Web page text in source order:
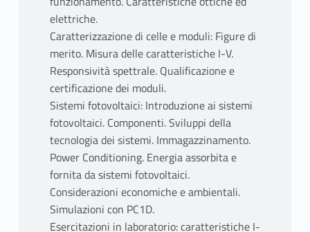
elettriche.
Caratterizzazione di celle e moduli: Figure di
merito. Misura delle caratteristiche I-V.
Responsività spettrale. Qualificazione e
certificazione dei moduli.
Sistemi fotovoltaici: Introduzione ai sistemi
fotovoltaici. Componenti. Sviluppi della
tecnologia dei sistemi. Immagazzinamento.
Power Conditioning. Energia assorbita e
fornita da sistemi fotovoltaici.
Considerazioni economiche e ambientali.
Simulazioni con PC1D.
Esercitazioni in laboratorio: caratteristiche I-